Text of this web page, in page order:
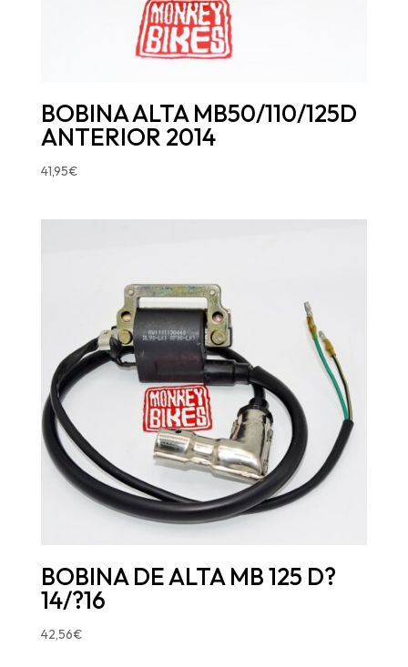
BOBINA ALTA MB50/110/125D
ANTERIOR 2014
41,95€
BOBINA DE ALTA MB 125 D?
14/?16
42,56€